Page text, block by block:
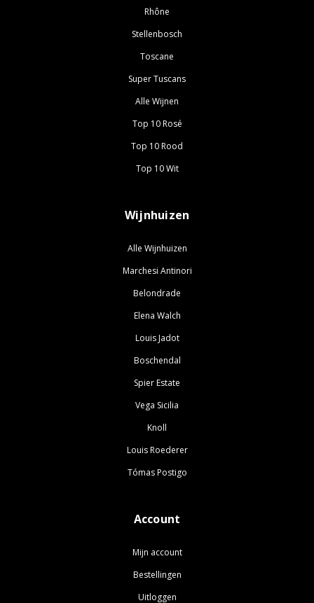
Rhône
Stellenbosch
Toscane
Super Tuscans
Alle Wijnen
Top 10 Rosé
Top 10 Rood
Top 10 Wit
Wijnhuizen
Alle Wijnhuizen
Marchesi Antinori
Belondrade
Elena Walch
Louis Jadot
Boschendal
Spier Estate
Vega Sicilia
Knoll
Louis Roederer
Tómas Postigo
Account
Mijn account
Bestellingen
Uitloggen